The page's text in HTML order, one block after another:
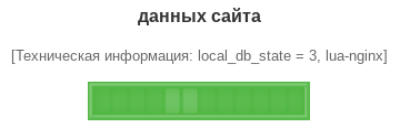
данных сайта
[Техническая информация: local_db_state = 3, lua-nginx]